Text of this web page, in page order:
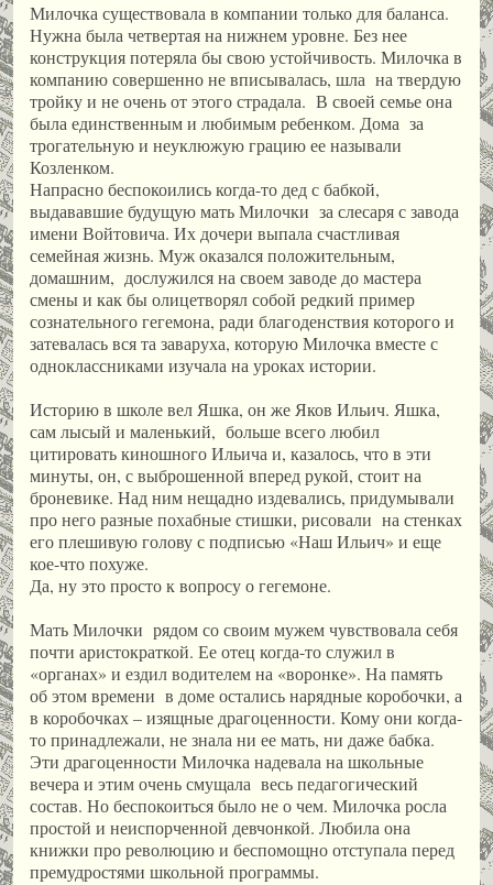
Милочка существовала в компании только для баланса.
Нужна была четвертая на нижнем уровне. Без нее
конструкция потеряла бы свою устойчивость. Милочка в
компанию совершенно не вписывалась, шла на твердую
тройку и не очень от этого страдала. В своей семье она
была единственным и любимым ребенком. Дома за
трогательную и неуклюжую грацию ее называли
Козленком.
Напрасно беспокоились когда-то дед с бабкой,
выдававшие будущую мать Милочки за слесаря с завода
имени Войтовича. Их дочери выпала счастливая
семейная жизнь. Муж оказался положительным,
домашним, дослужился на своем заводе до мастера
смены и как бы олицетворял собой редкий пример
сознательного гегемона, ради благоденствия которого и
затевалась вся та заваруха, которую Милочка вместе с
одноклассниками изучала на уроках истории.
Историю в школе вел Яшка, он же Яков Ильич. Яшка,
сам лысый и маленький, больше всего любил
цитировать киношного Ильича и, казалось, что в эти
минуты, он, с выброшенной вперед рукой, стоит на
броневике. Над ним нещадно издевались, придумывали
про него разные похабные стишки, рисовали на стенках
его плешивую голову с подписью «Наш Ильич» и еще
кое-что похуже.
Да, ну это просто к вопросу о гегемоне.
Мать Милочки рядом со своим мужем чувствовала себя
почти аристократкой. Ее отец когда-то служил в
«органах» и ездил водителем на «воронке». На память
об этом времени в доме остались нарядные коробочки, а
в коробочках – изящные драгоценности. Кому они когда-
то принадлежали, не знала ни ее мать, ни даже бабка.
Эти драгоценности Милочка надевала на школьные
вечера и этим очень смущала весь педагогический
состав. Но беспокоиться было не о чем. Милочка росла
простой и неиспорченной девчонкой. Любила она
книжки про революцию и беспомощно отступала перед
премудростями школьной программы.